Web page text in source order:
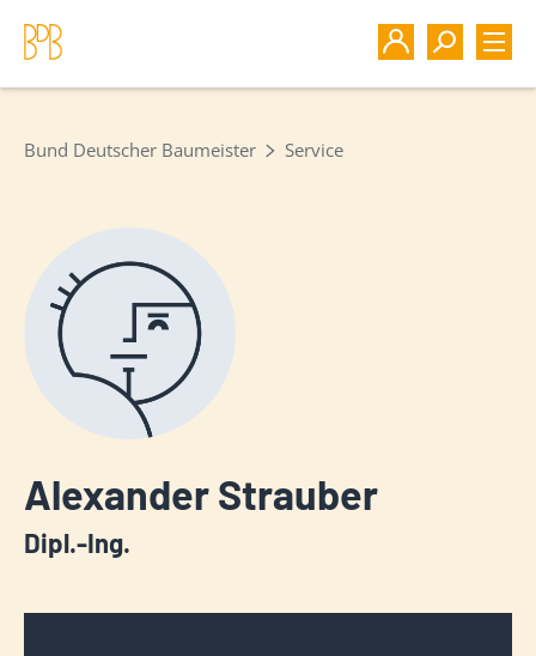
Bund Deutscher Baumeister Service
Alexander Strauber
Dipl.-Ing.